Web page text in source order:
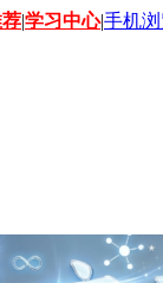
|学习中心|手机